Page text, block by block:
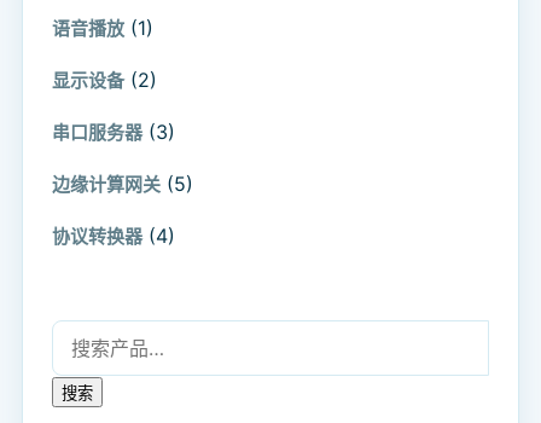
语音播放 (1)
显示设备 (2)
串口服务器 (3)
边缘计算网关 (5)
协议转换器 (4)
搜索：
搜索